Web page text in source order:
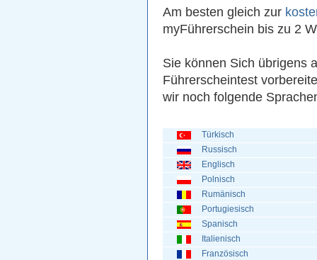
Am besten gleich zur
myFührerschein bis zu 2
Sie können Sich übrigens
Führerscheintest
wir noch folgende
Türkisch
Russisch
Englisch
Polnisch
Rumänisch
Portugiesisch
Spanisch
Italienisch
Französisch